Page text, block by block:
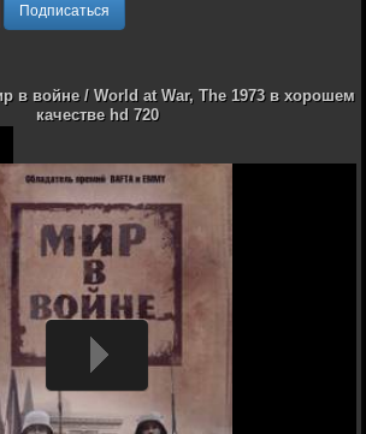
Подписаться
в войне / World at War, The 1973 в хорошем
качестве hd 720